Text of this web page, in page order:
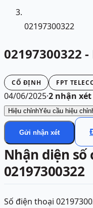
02197300322
02197300322
CỐ ĐỊNH FPT
04/06/2025·2 nhận xét
Hiệu chỉnhYêu cầu hiệu
Gửi nhận xét
Nhận diện
02197300322
Số điện thoại